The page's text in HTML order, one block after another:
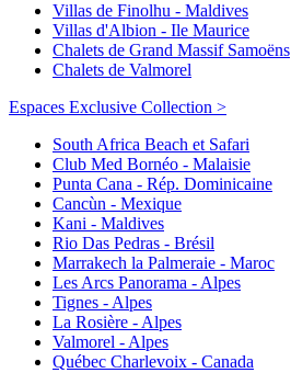
Villas de Finolhu - Maldives
Villas d'Albion - Ile Maurice
Chalets de Grand Massif Samoëns
Chalets de Valmorel
Espaces Exclusive Collection >
South Africa Beach et Safari
Club Med Bornéo - Malaisie
Punta Cana - Rép. Dominicaine
Cancùn - Mexique
Kani - Maldives
Rio Das Pedras - Brésil
Marrakech la Palmeraie - Maroc
Les Arcs Panorama - Alpes
Tignes - Alpes
La Rosière - Alpes
Valmorel - Alpes
Québec Charlevoix - Canada